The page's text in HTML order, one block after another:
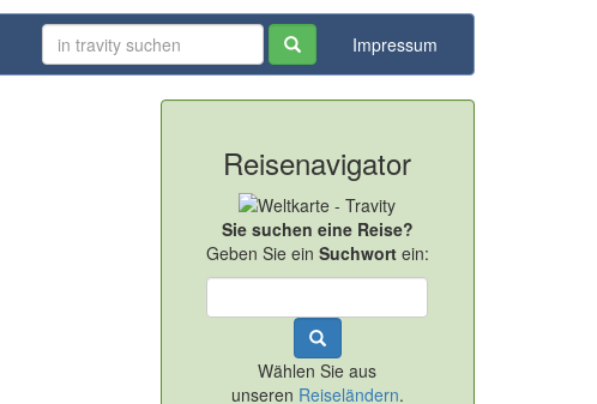
Impressum
Reisenavigator
Sie suchen eine Reise?
Geben Sie ein Suchwortein:
Wählen Sie aus
unseren Reiseländern.